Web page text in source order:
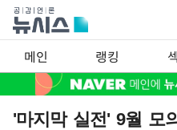
메인 랭킹
'마지막 실전' 9월 모